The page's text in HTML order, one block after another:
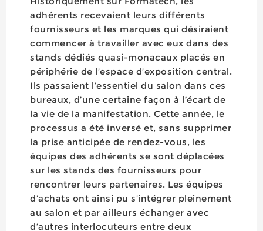
adhérents recevaient leurs différents
fournisseurs et les marques qui désiraient
commencer à travailler avec eux dans des
stands dédiés quasi-monacaux placés en
périphérie de l’espace d’exposition central.
Ils passaient l’essentiel du salon dans ces
bureaux, d’une certaine façon à l’écart de
la vie de la manifestation. Cette année, le
processus a été inversé et, sans supprimer
la prise anticipée de rendez-vous, les
équipes des adhérents se sont déplacées
sur les stands des fournisseurs pour
rencontrer leurs partenaires. Les équipes
d’achats ont ainsi pu s’intégrer pleinement
au salon et par ailleurs échanger avec
d’autres interlocuteurs entre deux